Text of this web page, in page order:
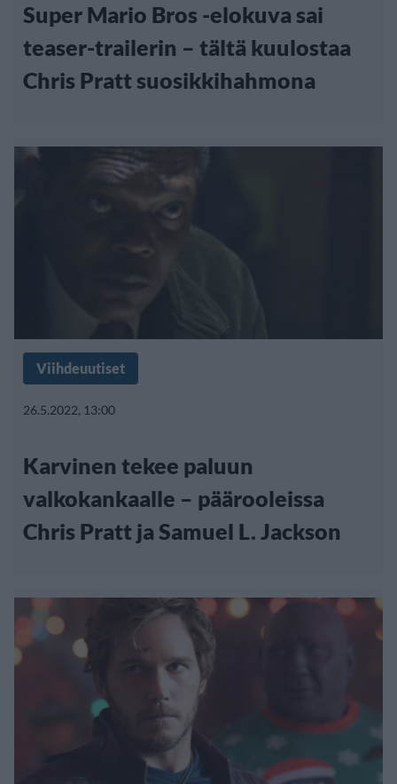
Super Mario Bros -elokuva sai
teaser-trailerin – tältä kuulostaa
Chris Pratt suosikkihahmona
Viihdeuutiset
26.5.2022, 13:00
Karvinen tekee paluun
valkokankaalle – päärooleissa
Chris Pratt ja Samuel L. Jackson